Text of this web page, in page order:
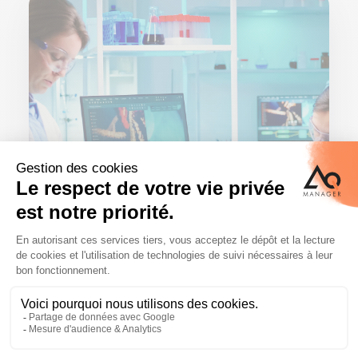
LIMS Actualités / Nouveautés
LIMS open source : une idée
séduisante, mais à quel prix ?